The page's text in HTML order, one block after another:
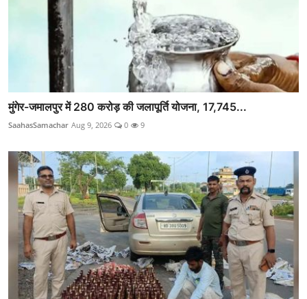
मुंगेर-जमालपुर में 280 करोड़ की जलापूर्ति योजना, 17,745...
SaahasSamachar Aug 9, 2026 0 9